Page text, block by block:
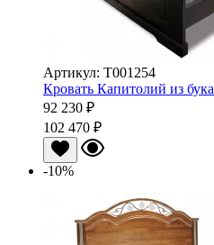
Артикул: Т001254
Кровать Капитолий из бука
92 230 ₽
102 470 ₽
-10%